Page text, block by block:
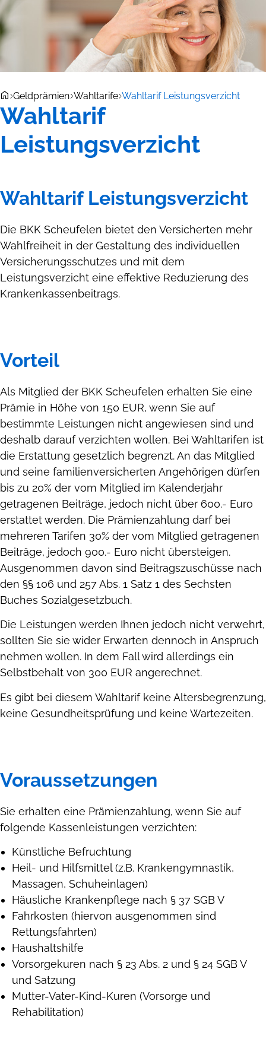
Geldprämien Wahltarife Wahltarif Leistungsverzicht
Wahltarif
Leistungsverzicht
Wahltarif Leistungsverzicht
Die BKK Scheufelen bietet den Versicherten mehr
Wahlfreiheit in der Gestaltung des individuellen
Versicherungsschutzes und mit dem
Leistungsverzicht eine effektive Reduzierung des
Krankenkassenbeitrags.
Vorteil
Als Mitglied der BKK Scheufelen erhalten Sie eine
Prämie in Höhe von 150 EUR, wenn Sie auf
bestimmte Leistungen nicht angewiesen sind und
deshalb darauf verzichten wollen. Bei Wahltarifen ist
die Erstattung gesetzlich begrenzt. An das Mitglied
und seine familienversicherten Angehörigen dürfen
bis zu 20% der vom Mitglied im Kalenderjahr
getragenen Beiträge, jedoch nicht über 600.- Euro
erstattet werden. Die Prämienzahlung darf bei
mehreren Tarifen 30% der vom Mitglied getragenen
Beiträge, jedoch 900.- Euro nicht übersteigen.
Ausgenommen davon sind Beitragszuschüsse nach
den §§ 106 und 257 Abs. 1 Satz 1 des Sechsten
Buches Sozialgesetzbuch.
Die Leistungen werden Ihnen jedoch nicht verwehrt,
sollten Sie sie wider Erwarten dennoch in Anspruch
nehmen wollen. In dem Fall wird allerdings ein
Selbstbehalt von 300 EUR angerechnet.
Es gibt bei diesem Wahltarif keine Altersbegrenzung,
keine Gesundheitsprüfung und keine Wartezeiten.
Voraussetzungen
Sie erhalten eine Prämienzahlung, wenn Sie auf
folgende Kassenleistungen verzichten:
Künstliche Befruchtung
Heil- und Hilfsmittel (z.B. Krankengymnastik,
Massagen, Schuheinlagen)
Häusliche Krankenpflege nach § 37 SGB V
Fahrkosten (hiervon ausgenommen sind
Rettungsfahrten)
Haushaltshilfe
Vorsorgekuren nach § 23 Abs. 2 und § 24 SGB V
und Satzung
Mutter-Vater-Kind-Kuren (Vorsorge und
Rehabilitation)